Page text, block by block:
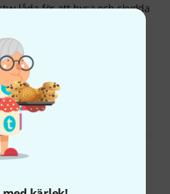
låda för att hysa och skydda
utrustning. Jag kunde få
inte är skrymmande och
Jag funderar på att skaffa
Lyres...